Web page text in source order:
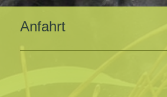
Anfahrt